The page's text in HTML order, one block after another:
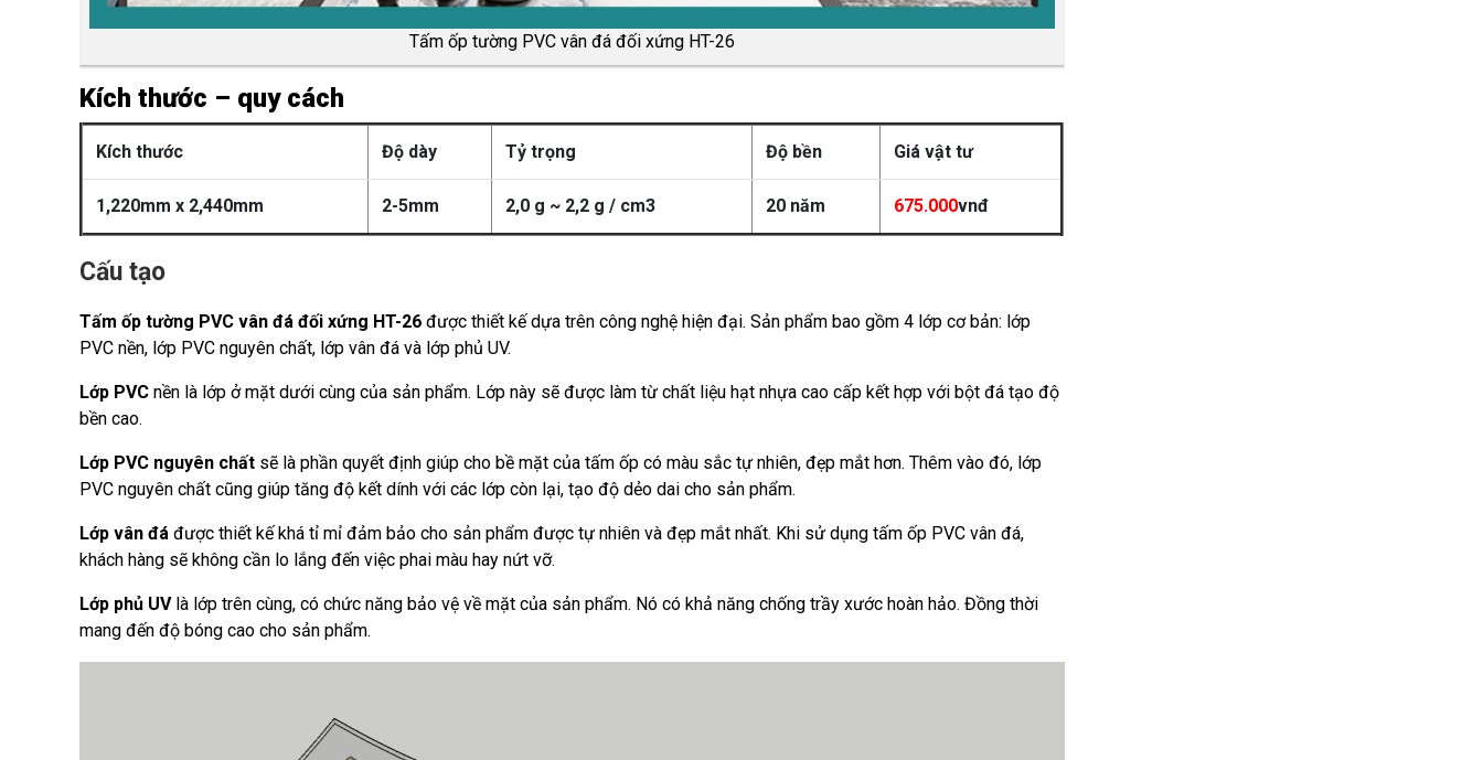
Tấm ốp tường PVC vân đá đối xứng HT-26
Kích thước – quy cách
Kích thước Độ dày Tỷ trọng Độ bền Giá vật tư
1,220mm x 2,440mm 2-5mm 2,0 g ~ 2,2 g / cm3 20 năm 675.000vnđ
Cấu tạo
Tấm ốp tường PVC vân đá đối xứng HT-26 được thiết kế dựa trên công nghệ hiện đại. Sản phẩm bao gồm 4 lớp cơ bản: lớp
PVC nền, lớp PVC nguyên chất, lớp vân đá và lớp phủ UV.
Lớp PVC nền là lớp ở mặt dưới cùng của sản phẩm. Lớp này sẽ được làm từ chất liệu hạt nhựa cao cấp kết hợp với bột đá tạo độ
bền cao.
Lớp PVC nguyên chất sẽ là phần quyết định giúp cho bề mặt của tấm ốp có màu sắc tự nhiên, đẹp mắt hơn. Thêm vào đó, lớp
PVC nguyên chất cũng giúp tăng độ kết dính với các lớp còn lại, tạo độ dẻo dai cho sản phẩm.
Lớp vân đá được thiết kế khá tỉ mỉ đảm bảo cho sản phẩm được tự nhiên và đẹp mắt nhất. Khi sử dụng tấm ốp PVC vân đá,
khách hàng sẽ không cần lo lắng đến việc phai màu hay nứt vỡ.
Lớp phủ UVlà lớp trên cùng, có chức năng bảo vệ về mặt của sản phẩm. Nó có khả năng chống trầy xước hoàn hảo. Đồng thời
mang đến độ bóng cao cho sản phẩm.